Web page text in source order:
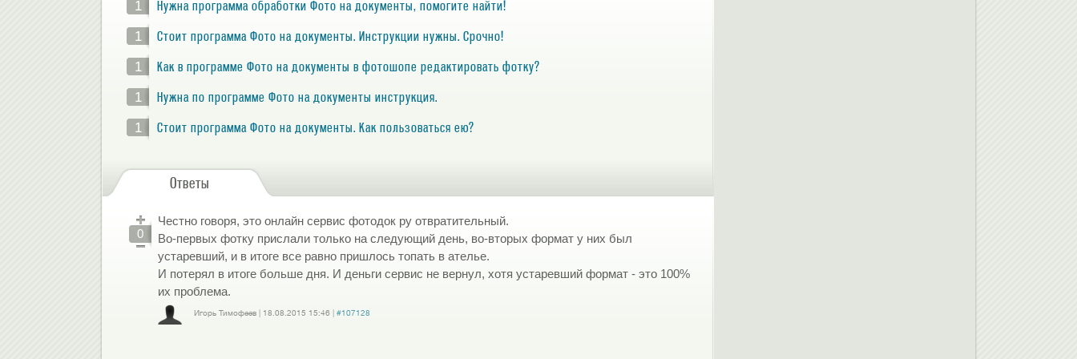
1
Нужна программа обработки Фото на документы, помогите найти!
1
Стоит программа Фото на документы. Инструкции нужны. Срочно!
1
Как в программе Фото на документы в фотошопе редактировать фотку?
1
Нужна по программе Фото на документы инструкция.
1
Стоит программа Фото на документы. Как пользоваться ею?
Ответы
0
Честно говоря, это онлайн сервис фотодок ру отвратительный.
Во-первых фотку прислали только на следующий день, во-вторых формат у них был
устаревший, и в итоге все равно пришлось топать в ателье.
И потерял в итоге больше дня. И деньги сервис не вернул, хотя устаревший формат - это 100%
их проблема.
Игорь Тимофеев| 18.08.2015 15:46
#107128